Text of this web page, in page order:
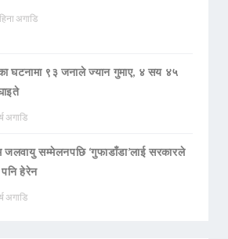
अगाडि
घटनामा ९३ जनाले ज्यान गुमाए, ४ सय ४५
अगाडि
जलवायु सम्मेलनपछि ‘गुफाडाँडा’लाई सरकारले
हेरेन
अगाडि